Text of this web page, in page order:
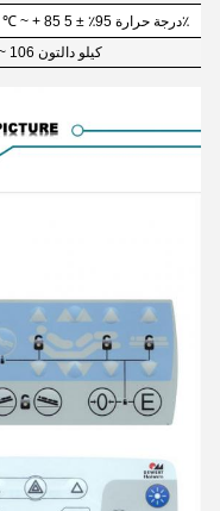
-40 ℃ ~ + 85 درجة حرارة 95٪ ± 5٪
86 ~ 106 كيلو دالتون